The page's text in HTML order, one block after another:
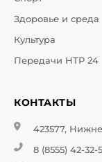
Здоровье и среда
Культура
Передачи НТР 24
КОНТАКТЫ
423577,
8 (8555) 42-32-